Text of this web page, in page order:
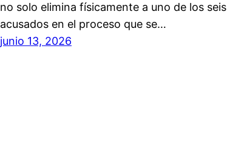
no solo elimina físicamente a uno de los seis
acusados en el proceso que se…
junio 13, 2026